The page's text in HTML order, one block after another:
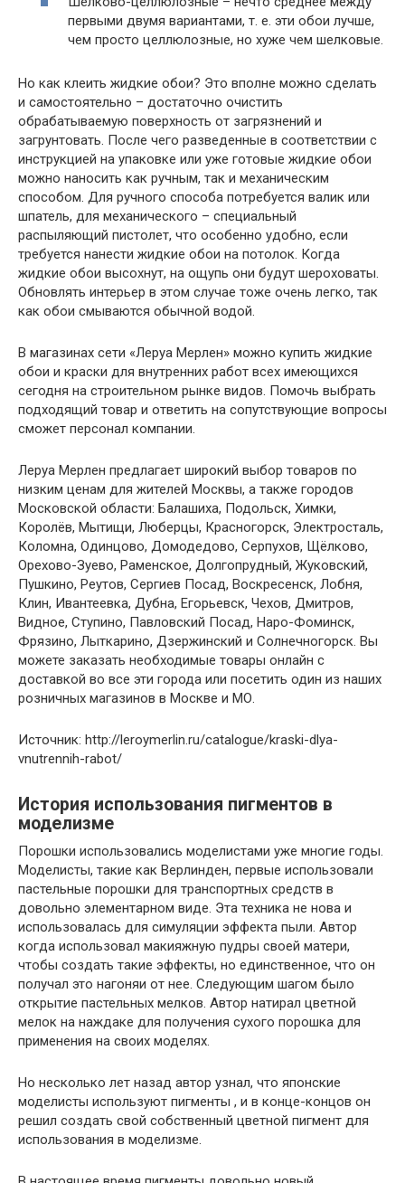
первыми двумя вариантами, т. е. эти обои лучше,
чем просто целлюлозные, но хуже чем шелковые.
Но как клеить жидкие обои? Это вполне можно сделать
и самостоятельно – достаточно очистить
обрабатываемую поверхность от загрязнений и
загрунтовать. После чего разведенные в соответствии с
инструкцией на упаковке или уже готовые жидкие обои
можно наносить как ручным, так и механическим
способом. Для ручного способа потребуется валик или
шпатель, для механического – специальный
распыляющий пистолет, что особенно удобно, если
требуется нанести жидкие обои на потолок. Когда
жидкие обои высохнут, на ощупь они будут шероховаты.
Обновлять интерьер в этом случае тоже очень легко, так
как обои смываются обычной водой.
В магазинах сети «Леруа Мерлен» можно купить жидкие
обои и краски для внутренних работ всех имеющихся
сегодня на строительном рынке видов. Помочь выбрать
подходящий товар и ответить на сопутствующие вопросы
сможет персонал компании.
Леруа Мерлен предлагает широкий выбор товаров по
низким ценам для жителей Москвы, а также городов
Московской области: Балашиха, Подольск, Химки,
Королёв, Мытищи, Люберцы, Красногорск, Электросталь,
Коломна, Одинцово, Домодедово, Серпухов, Щёлково,
Орехово-Зуево, Раменское, Долгопрудный, Жуковский,
Пушкино, Реутов, Сергиев Посад, Воскресенск, Лобня,
Клин, Ивантеевка, Дубна, Егорьевск, Чехов, Дмитров,
Видное, Ступино, Павловский Посад, Наро-Фоминск,
Фрязино, Лыткарино, Дзержинский и Солнечногорск. Вы
можете заказать необходимые товары онлайн с
доставкой во все эти города или посетить один из наших
розничных магазинов в Москве и МО.
Источник: http://leroymerlin.ru/catalogue/kraski-dlya-
vnutrennih-rabot/
История использования пигментов в
моделизме
Порошки использовались моделистами уже многие годы.
Моделисты, такие как Верлинден, первые использовали
пастельные порошки для транспортных средств в
довольно элементарном виде. Эта техника не нова и
использовалась для симуляции эффекта пыли. Автор
когда использовал макияжную пудры своей матери,
чтобы создать такие эффекты, но единственное, что он
получал это нагоняи от нее. Следующим шагом было
открытие пастельных мелков. Автор натирал цветной
мелок на наждаке для получения сухого порошка для
применения на своих моделях.
Но несколько лет назад автор узнал, что японские
моделисты используют пигменты , и в конце-концов он
решил создать свой собственный цветной пигмент для
использования в моделизме.